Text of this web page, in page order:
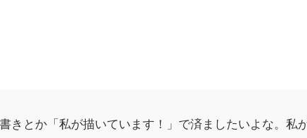
きとか「私が描いています！」で済ましたいよな。私